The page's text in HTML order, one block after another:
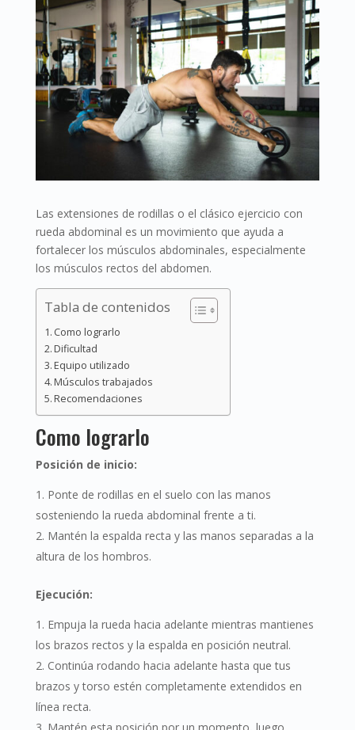
Las extensiones de rodillas o el clásico ejercicio con
rueda abdominal es un movimiento que ayuda a
fortalecer los músculos abdominales, especialmente
los músculos rectos del abdomen.
Tabla de contenidos
Como lograrlo
Dificultad
Equipo utilizado
Músculos trabajados
Recomendaciones
Como lograrlo
Posición de inicio:
Ponte de rodillas en el suelo con las manos
sosteniendo la rueda abdominal frente a ti.
Mantén la espalda recta y las manos separadas a la
altura de los hombros.
Ejecución:
Empuja la rueda hacia adelante mientras mantienes
los brazos rectos y la espalda en posición neutral.
Continúa rodando hacia adelante hasta que tus
brazos y torso estén completamente extendidos en
línea recta.
Mantén esta posición por un momento, luego